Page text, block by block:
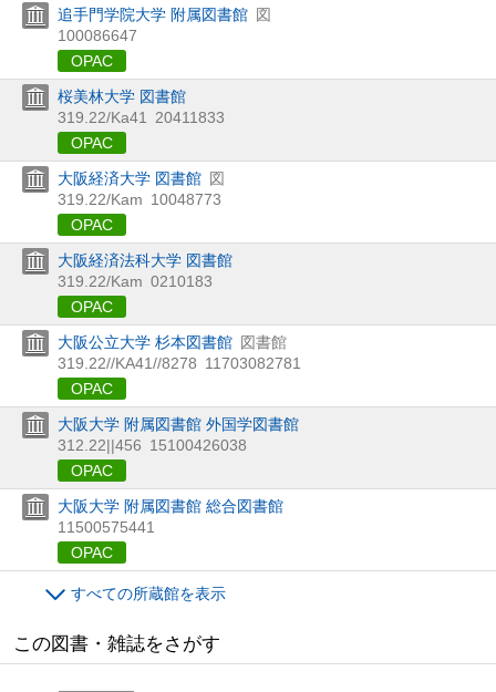
追手門学院大学 附属図書館 図
100086647
OPAC
桜美林大学 図書館
319.22/Ka41
20411833
OPAC
大阪経済大学 図書館 図
319.22/Kam 10048773
OPAC
大阪経済法科大学 図書館
319.22/Kam 0210183
OPAC
大阪公立大学 杉本図書館 図書館
319.22//KA41//8278 11703082781
OPAC
大阪大学 附属図書館 外国学図書館
312.22||456 15100426038
OPAC
大阪大学 附属図書館 総合図書館
11500575441
OPAC
すべての所蔵館を表示
この図書・雑誌をさがす